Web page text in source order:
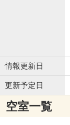
情報更新日
更新予定日
空室一覧